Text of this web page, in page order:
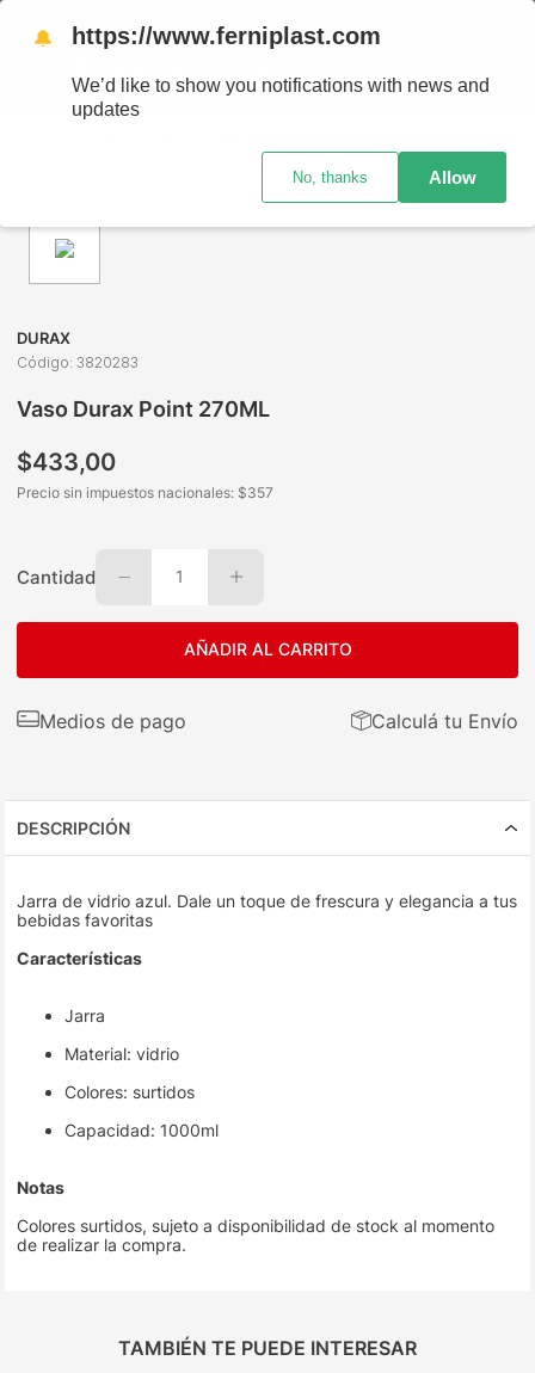
DURAX
Código:3820283
Vaso Durax Point 270ML
$433,00
Precio sin impuestos nacionales: $357
Cantidad 1
AÑADIR AL CARRITO
Medios de pago Calculá tu Envío
DESCRIPCIÓN
Jarra de vidrio azul. Dale un toque de frescura y elegancia a tus
bebidas favoritas
Características
Jarra
Material: vidrio
Colores: surtidos
Capacidad: 1000ml
Notas
Colores surtidos, sujeto a disponibilidad de stock al momento
de realizar la compra.
TAMBIÉN TE PUEDE INTERESAR
🔔 https://www.ferniplast.com
We’d like to show you notifications with news and
updates
No, thanks Allow